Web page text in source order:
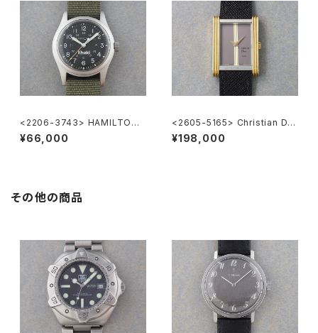
<2206-3743> HAMILTON
Khaki
¥66,000
<2605-5165> Christian Dio
r
¥198,000
その他の商品